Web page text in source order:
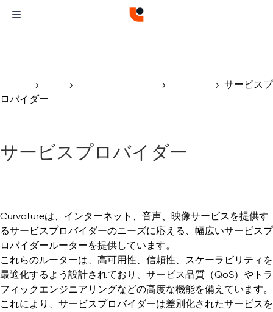
5 5 5 5 サービスプ
ロバイダー
サービスプロバイダー
Curvatureは、インターネット、音声、映像サービスを提供す
るサービスプロバイダーのニーズに応える、幅広いサービスプ
ロバイダールーターを提供しています。
これらのルーターは、高可用性、信頼性、スケーラビリティを
最適化するよう設計されており、サービス品質（QoS）やトラ
フィックエンジニアリングなどの高度な機能を備えています。
これにより、サービスプロバイダーは差別化されたサービスを